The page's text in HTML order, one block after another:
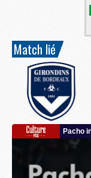
Match lié